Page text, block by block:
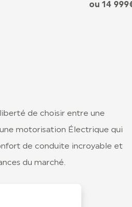
ou 14
de choisir entre une
motorisation Électrique qui
de conduite incroyable et
du marché.